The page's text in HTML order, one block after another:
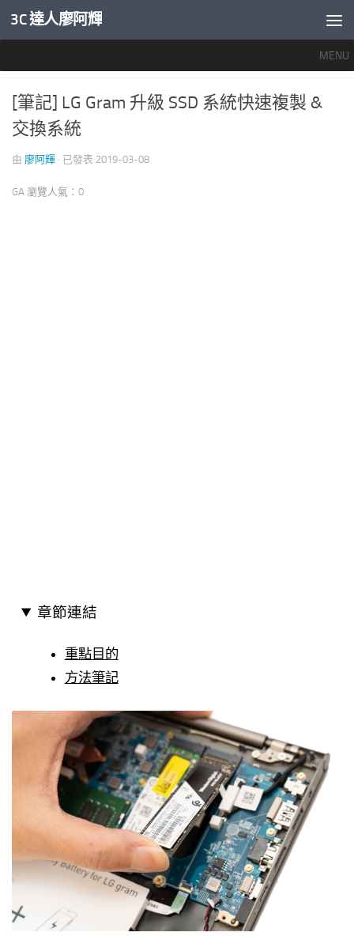
內文下方
3C 達人廖阿輝
MENU
0
[筆記] LG Gram 升級 SSD 系統快速複製 &
交換系統
由 廖阿輝 · 已發表 2019-03-08
GA 瀏覽人氣：0
章節連結
重點目的
方法筆記